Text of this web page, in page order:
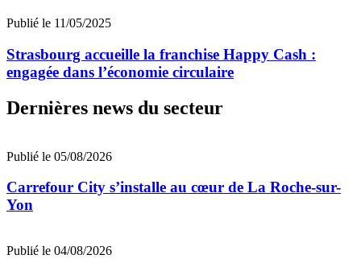
Publié le 11/05/2025
Strasbourg accueille la franchise Happy Cash :
engagée dans l’économie circulaire
Dernières news du secteur
Publié le 05/08/2026
Carrefour City s’installe au cœur de La Roche-sur-
Yon
Publié le 04/08/2026